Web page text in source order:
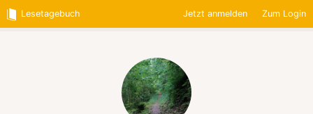
Lesetagebuch Jetzt anmelden Zum Login